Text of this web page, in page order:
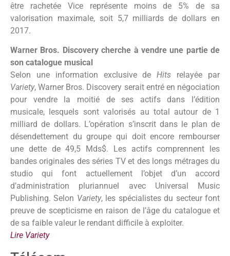
être rachetée Vice représente moins de 5% de sa
valorisation maximale, soit 5,7 milliards de dollars en
2017.
Warner Bros. Discovery cherche à vendre une partie de
son catalogue musical
Selon une information exclusive de Hits relayée par
Variety, Warner Bros. Discovery serait entré en négociation
pour vendre la moitié de ses actifs dans l’édition
musicale, lesquels sont valorisés au total autour de 1
milliard de dollars. L’opération s’inscrit dans le plan de
désendettement du groupe qui doit encore rembourser
une dette de 49,5 Mds$. Les actifs comprennent les
bandes originales des séries TV et des longs métrages du
studio qui font actuellement l’objet d’un accord
d’administration pluriannuel avec Universal Music
Publishing. Selon Variety, les spécialistes du secteur font
preuve de scepticisme en raison de l’âge du catalogue et
de sa faible valeur le rendant difficile à exploiter.
Lire Variety